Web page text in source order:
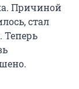
Причиной
стал
Теперь